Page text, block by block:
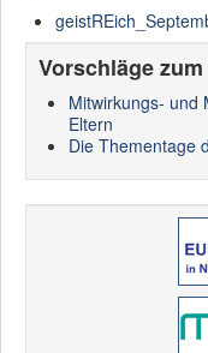
Vorschläge
Mitwirkungs- und
Eltern
Die Thementage